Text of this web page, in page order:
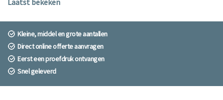
Laatst bekeken
Kleine, middel en grote aantallen
Direct online offerte aanvragen
Eerst een proefdruk ontvangen
Snel geleverd